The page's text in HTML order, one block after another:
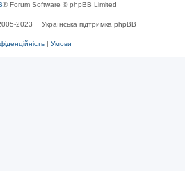
® Forum Software © phpBB Limited
2023 Українська підтримка phpBB
| Умови